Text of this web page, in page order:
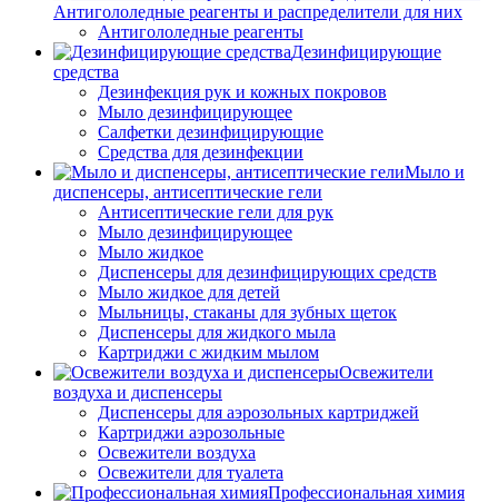
Антигололедные реагенты и распределители для них
Антигололедные реагенты
Дезинфицирующие
средства
Дезинфекция рук и кожных покровов
Мыло дезинфицирующее
Салфетки дезинфицирующие
Средства для дезинфекции
Мыло и
диспенсеры, антисептические гели
Антисептические гели для рук
Мыло дезинфицирующее
Мыло жидкое
Диспенсеры для дезинфицирующих средств
Мыло жидкое для детей
Мыльницы, стаканы для зубных щеток
Диспенсеры для жидкого мыла
Картриджи с жидким мылом
Освежители
воздуха и диспенсеры
Диспенсеры для аэрозольных картриджей
Картриджи аэрозольные
Освежители воздуха
Освежители для туалета
Профессиональная химия